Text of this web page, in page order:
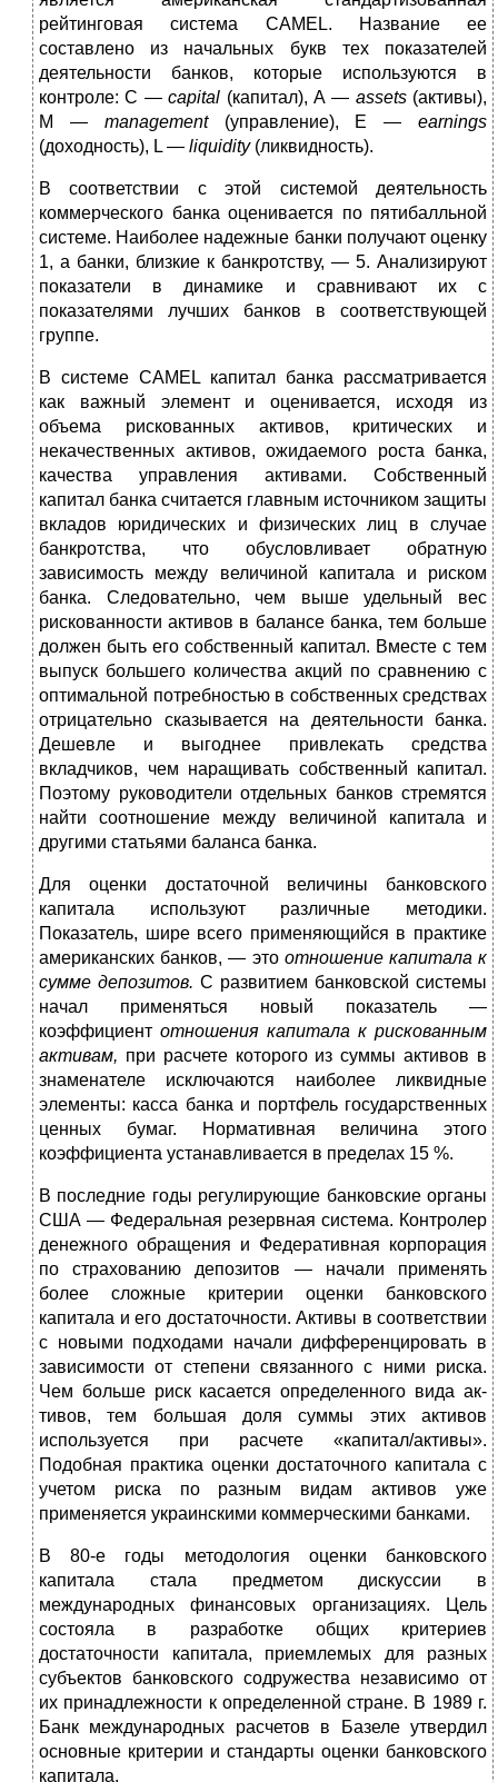
рейтинговая система CAMEL. Название ее
составлено из начальных букв тех показателей
деятельности банков, которые используют­ся в
контроле: С —capital (капитал), А — assets(активы),
М — management(управление), Е —earnings
(доходность), L — liquidity(ликвидность).
В соответствии с этой системой деятельность
коммер­ческого банка оценивается по пятибалльной
системе. Наи­более надежные банки получают оценку
1, а банки, близкие к банкротству, — 5. Анализируют
показатели в динамике и сравнивают их с
показателями лучших банков в соответ­ствующей
группе.
В системе CAMEL капитал банка рассматривается
как важный элемент и оценивается, исходя из
объема риско­ванных активов, критических и
некачественных активов, ожидаемого роста банка,
качества управления активами. Собственный
капитал банка считается главным источни­ком защиты
вкладов юридических и физических лиц в случае
банкротства, что обусловливает обратную
зависимость между величиной капитала и риском
банка. Следователь­но, чем выше удельный вес
рискованности активов в ба­лансе банка, тем больше
должен быть его собственный ка­питал. Вместе с тем
выпуск большего количества акций по сравнению с
оптимальной потребностью в собственных сред­ствах
отрицательно сказывается на деятельности банка.
Де­шевле и выгоднее привлекать средства
вкладчиков, чем на­ращивать собственный капитал.
Поэтому руководители от­дельных банков стремятся
найти соотношение между ве­личиной капитала и
другими статьями баланса банка.
Для оценки достаточной величины банковского
капита­ла используют различные методики.
Показатель, шире все­го применяющийся в практике
американских банков, — это отношение капитала к
сумме депозитов. С развити­ем банковской системы
начал применяться новый показа­тель —
коэффициент отношения капитала к рискован­ным
активам, при расчете которого из суммы активов в
знаменателе исключаются наиболее ликвидные
элементы: касса банка и портфель государственных
ценных бумаг. Нормативная величина этого
коэффициента устанавлива­ется в пределах 15 %.
В последние годы регулирующие банковские органы
США — Федеральная резервная система. Контролер
денеж­ного обращения и Федеративная корпорация
по страхова­нию депозитов — начали применять
более сложные крите­рии оценки банковского
капитала и его достаточности. Активы в соответствии
с новыми подходами начали диф­ференцировать в
зависимости от степени связанного с ними риска.
Чем больше риск касается определенного вида ак­
тивов, тем большая доля суммы этих активов
используется при расчете «капитал/активы».
Подобная практика оцен­ки достаточного капитала с
учетом риска по разным ви­дам активов уже
применяется украинскими коммерчески­ми банками.
В 80-е годы методология оценки банковского
капитала стала предметом дискуссии в
международных финансовых организациях. Цель
состояла в разработке общих критери­ев
достаточности капитала, приемлемых для разных
субъек­тов банковского содружества независимо от
их принадлеж­ности к определенной стране. В 1989 г.
Банк международ­ных расчетов в Базеле утвердил
основные критерии и стан­дарты оценки банковского
капитала.